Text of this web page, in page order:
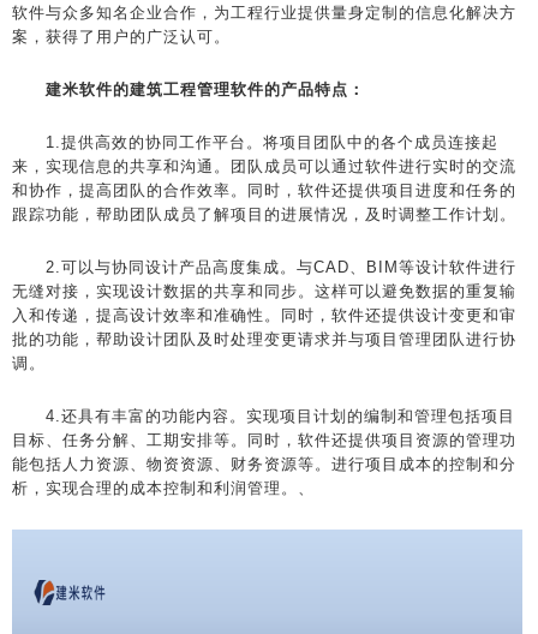
软件与众多知名企业合作，为工程行业提供量身定制的信息化解决方
案，获得了用户的广泛认可。
建米软件的建筑工程管理软件的产品特点：
1.提供高效的协同工作平台。将项目团队中的各个成员连接起
来，实现信息的共享和沟通。团队成员可以通过软件进行实时的交流
和协作，提高团队的合作效率。同时，软件还提供项目进度和任务的
跟踪功能，帮助团队成员了解项目的进展情况，及时调整工作计划。
2.可以与协同设计产品高度集成。与CAD、BIM等设计软件进行
无缝对接，实现设计数据的共享和同步。这样可以避免数据的重复输
入和传递，提高设计效率和准确性。同时，软件还提供设计变更和审
批的功能，帮助设计团队及时处理变更请求并与项目管理团队进行协
调。
4.还具有丰富的功能内容。实现项目计划的编制和管理包括项目
目标、任务分解、工期安排等。同时，软件还提供项目资源的管理功
能包括人力资源、物资资源、财务资源等。进行项目成本的控制和分
析，实现合理的成本控制和利润管理。、